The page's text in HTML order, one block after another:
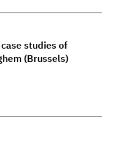
studies of
(Brussels)